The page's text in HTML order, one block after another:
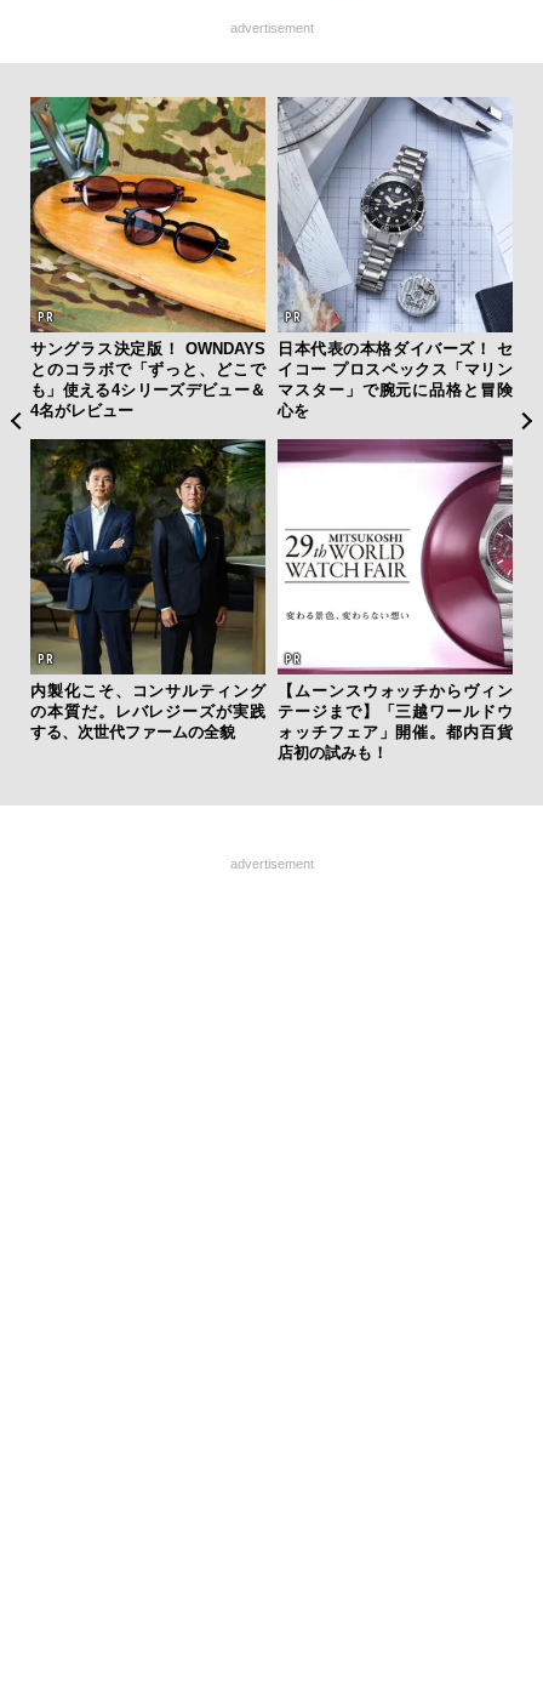
advertisement
サングラス決定版！ OWNDAYS
とのコラボで「ずっと、どこで
も」使える4シリーズデビュー＆
4名がレビュー
日本代表の本格ダイバーズ！ セ
イコー プロスペックス「マリン
マスター」で腕元に品格と冒険
心を
内製化こそ、コンサルティング
の本質だ。レバレジーズが実践
する、次世代ファームの全貌
【ムーンスウォッチからヴィン
テージまで】「三越ワールドウ
ォッチフェア」開催。都内百貨
店初の試みも！
advertisement